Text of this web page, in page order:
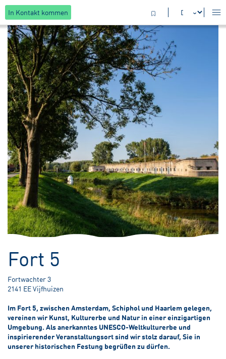
In Kontakt kommen
Fort 5
Fortwachter 3
2141 EE Vijfhuizen
Im Fort 5, zwischen Amsterdam, Schiphol und Haarlem gelegen,
vereinen wir Kunst, Kulturerbe und Natur in einer einzigartigen
Umgebung. Als anerkanntes UNESCO-Weltkulturerbe und
inspirierender Veranstaltungsort sind wir stolz darauf, Sie in
unserer historischen Festung begrüßen zu dürfen.